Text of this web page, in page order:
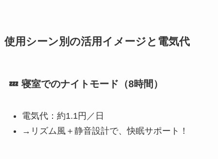
使用シーン別の活用イメージと電気代
💤 寝室でのナイトモード（8時間）
電気代：約1.1円／日
→リズム風＋静音設計で、快眠サポート！